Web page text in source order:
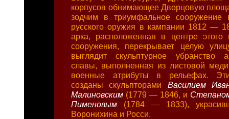
корпусов обнимающее Дворцовую
зодчим в триумфальное сооружение
русского оружия в кампании 1812 —
арка, расположенная в центре этого
сооружения, перекрывает целую
выглядит скульптурное убранство
славы, выполненная из листовой
военные атрибуты в рельефах.
созданы скульпторами Василием
Малиновским (1779 — 1846, и
Пименовым (1784 — 1833),
Воронихина и Росси.